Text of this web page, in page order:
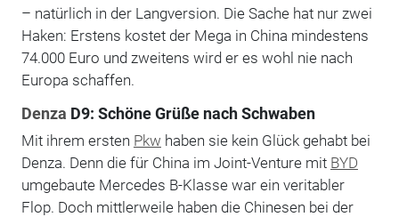
– natürlich in der Langversion. Die Sache hat nur zwei
Haken: Erstens kostet der Mega in China mindestens
74.000 Euro und zweitens wird er es wohl nie nach
Europa schaffen.
Denza D9: Schöne Grüße nach Schwaben
Mit ihrem ersten Pkw haben sie kein Glück gehabt bei
Denza. Denn die für China im Joint-Venture mit BYD
umgebaute Mercedes B-Klasse war ein veritabler
Flop. Doch mittlerweile haben die Chinesen bei der